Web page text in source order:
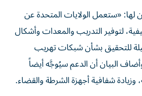
لها: «ستعمل الولايات المتحدة عن
لتوفير التدريب والمعدات وأشكال
للتحقيق بشأن شبكات تهريب
البيان أن الدعم سيُوجَّه أيضاً
وزيادة شفافية أجهزة الشرطة والقضاء.